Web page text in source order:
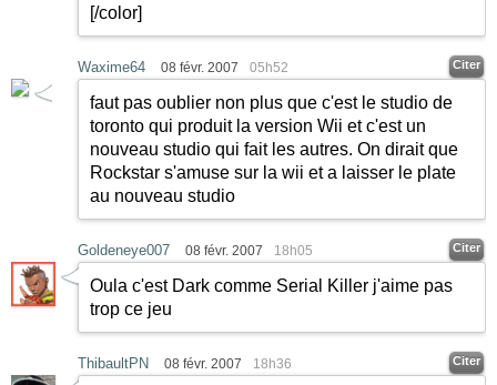
[/color]
Waxime64 08 févr. 2007 05h52 Citer
faut pas oublier non plus que c'est le studio de
toronto qui produit la version Wii et c'est un
nouveau studio qui fait les autres. On dirait que
Rockstar s'amuse sur la wii et a laisser le plate
au nouveau studio
Goldeneye007 08 févr. 2007 18h05 Citer
Oula c'est Dark comme Serial Killer j'aime pas
trop ce jeu
ThibaultPN 08 févr. 2007 18h36 Citer